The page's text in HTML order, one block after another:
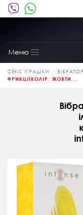
Меню
Toggle
navigation
СЕКС ІГРАШКИ
ФРИКЦІЇКОЛІР: ЖОВТИ...